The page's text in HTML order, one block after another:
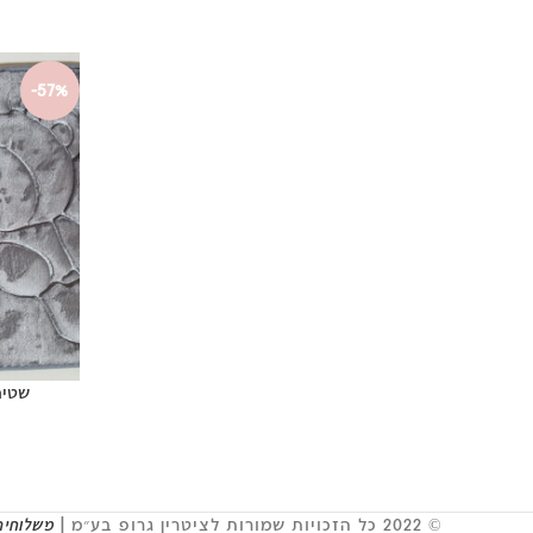
-57%
© 2022 כל הזכויות שמורות לציטרין גרופ בע״מ |